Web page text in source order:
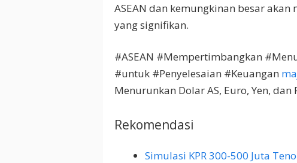
ASEAN dan kemungkinan besar
yang signifikan.
#ASEAN #Mempertimbangkan
#untuk #Penyelesaian #Keuangan
Menurunkan Dolar AS, Euro, Yen,
Rekomendasi
Simulasi KPR 300-500 Juta